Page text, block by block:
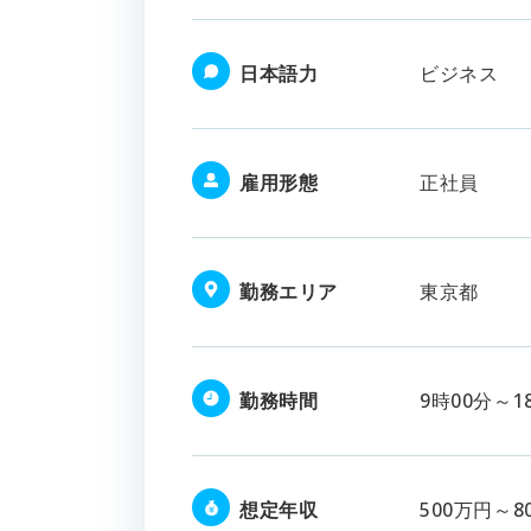
日本語力 ビジネス
雇用形態 正社員
勤務エリア 東京都
勤務時間 9時00分～
想定年収 500万円～